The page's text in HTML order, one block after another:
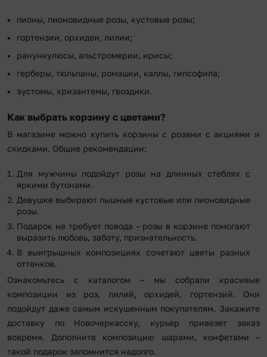
пионы, пионовидные розы, кустовые розы;
гортензии, орхидеи, лилии;
ранункулюсы, альстромерии, ирисы;
герберы, тюльпаны, ромашки, каллы, гипсофила;
эустомы, хризантемы, гвоздики.
Как выбрать корзину с цветами?
В магазине можно купить корзины с розами с акциями и
скидками. Общие рекомендации:
Для мужчины подойдут розы на длинных стеблях с
яркими бутонами.
Девушке выбирают пышные кустовые или пионовидные
розы.
Подарок не требует повода – розы в корзине помогают
выразить любовь, заботу, признательность.
В выигрышных композициях сочетают цветы разных
оттенков.
Ознакомьтесь с каталогом – мы собрали красивые
композиции из роз, лилий, орхидей, гортензий. Они
подойдут даже самым искушенным покупателям. Закажите
доставку по Новочеркасску, курьер привезет заказ
вовремя. Дополните композицию шарами, конфетами –
такой подарок запомнится надолго.